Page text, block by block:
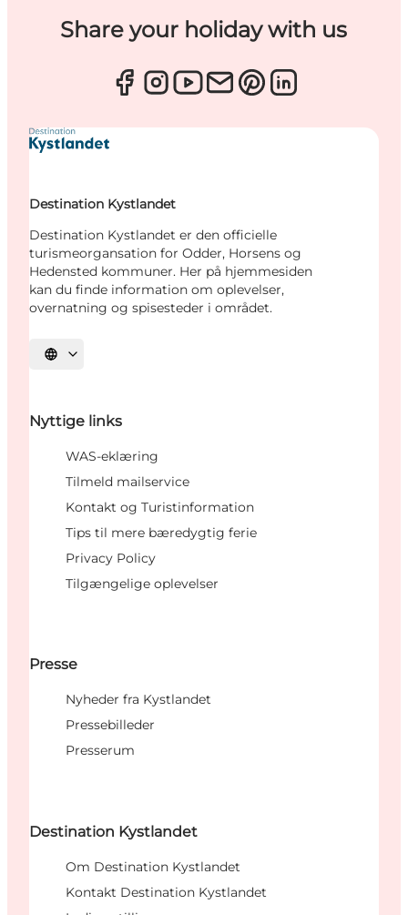
Share your holiday with us
Destination Kystlandet
Destination Kystlandet er den officielle
turismeorgansation for Odder, Horsens og
Hedensted kommuner. Her på hjemmesiden
kan du finde information om oplevelser,
overnatning og spisesteder i området.
Vælg sprog
Nyttige links
WAS-eklæring
Tilmeld mailservice
Kontakt og Turistinformation
Tips til mere bæredygtig ferie
Privacy Policy
Tilgængelige oplevelser
Presse
Nyheder fra Kystlandet
Pressebilleder
Presserum
Destination Kystlandet
Om Destination Kystlandet
Kontakt Destination Kystlandet